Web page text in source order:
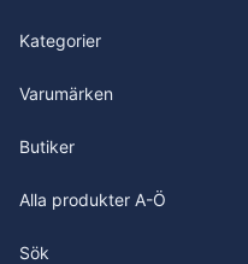
Kategorier
Varumärken
Butiker
Alla produkter A-Ö
Sök